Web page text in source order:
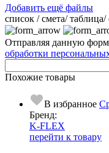
Добавить ещё файлы
cписок / смета/ таблица/
Отправляя данную
обработки
Похожие товары
В избранное
Бренд:
K-FLEX
перейти к товару